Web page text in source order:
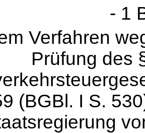
- 1
Verfahren
Prüfung des
(BGBl. I S.